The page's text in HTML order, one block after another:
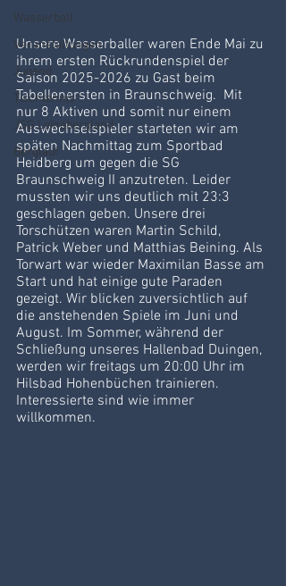
Wasserball
Veranstaltungen
Jugend
Tischtennis
JSG Leinebergland
Berglauf
Unsere Wasserballer waren Ende Mai zu
ihrem ersten Rückrundenspiel der
Saison 2025-2026 zu Gast beim
Tabellenersten in Braunschweig.  Mit
nur 8 Aktiven und somit nur einem
Auswechselspieler starteten wir am
späten Nachmittag zum Sportbad
Heidberg um gegen die SG
Braunschweig II anzutreten. Leider
mussten wir uns deutlich mit 23:3
geschlagen geben. Unsere drei
Torschützen waren Martin Schild,
Patrick Weber und Matthias Beining. Als
Torwart war wieder Maximilan Basse am
Start und hat einige gute Paraden
gezeigt. Wir blicken zuversichtlich auf
die anstehenden Spiele im Juni und
August. Im Sommer, während der
Schließung unseres Hallenbad Duingen,
werden wir freitags um 20:00 Uhr im
Hilsbad Hohenbüchen trainieren.
Interessierte sind wie immer
willkommen.